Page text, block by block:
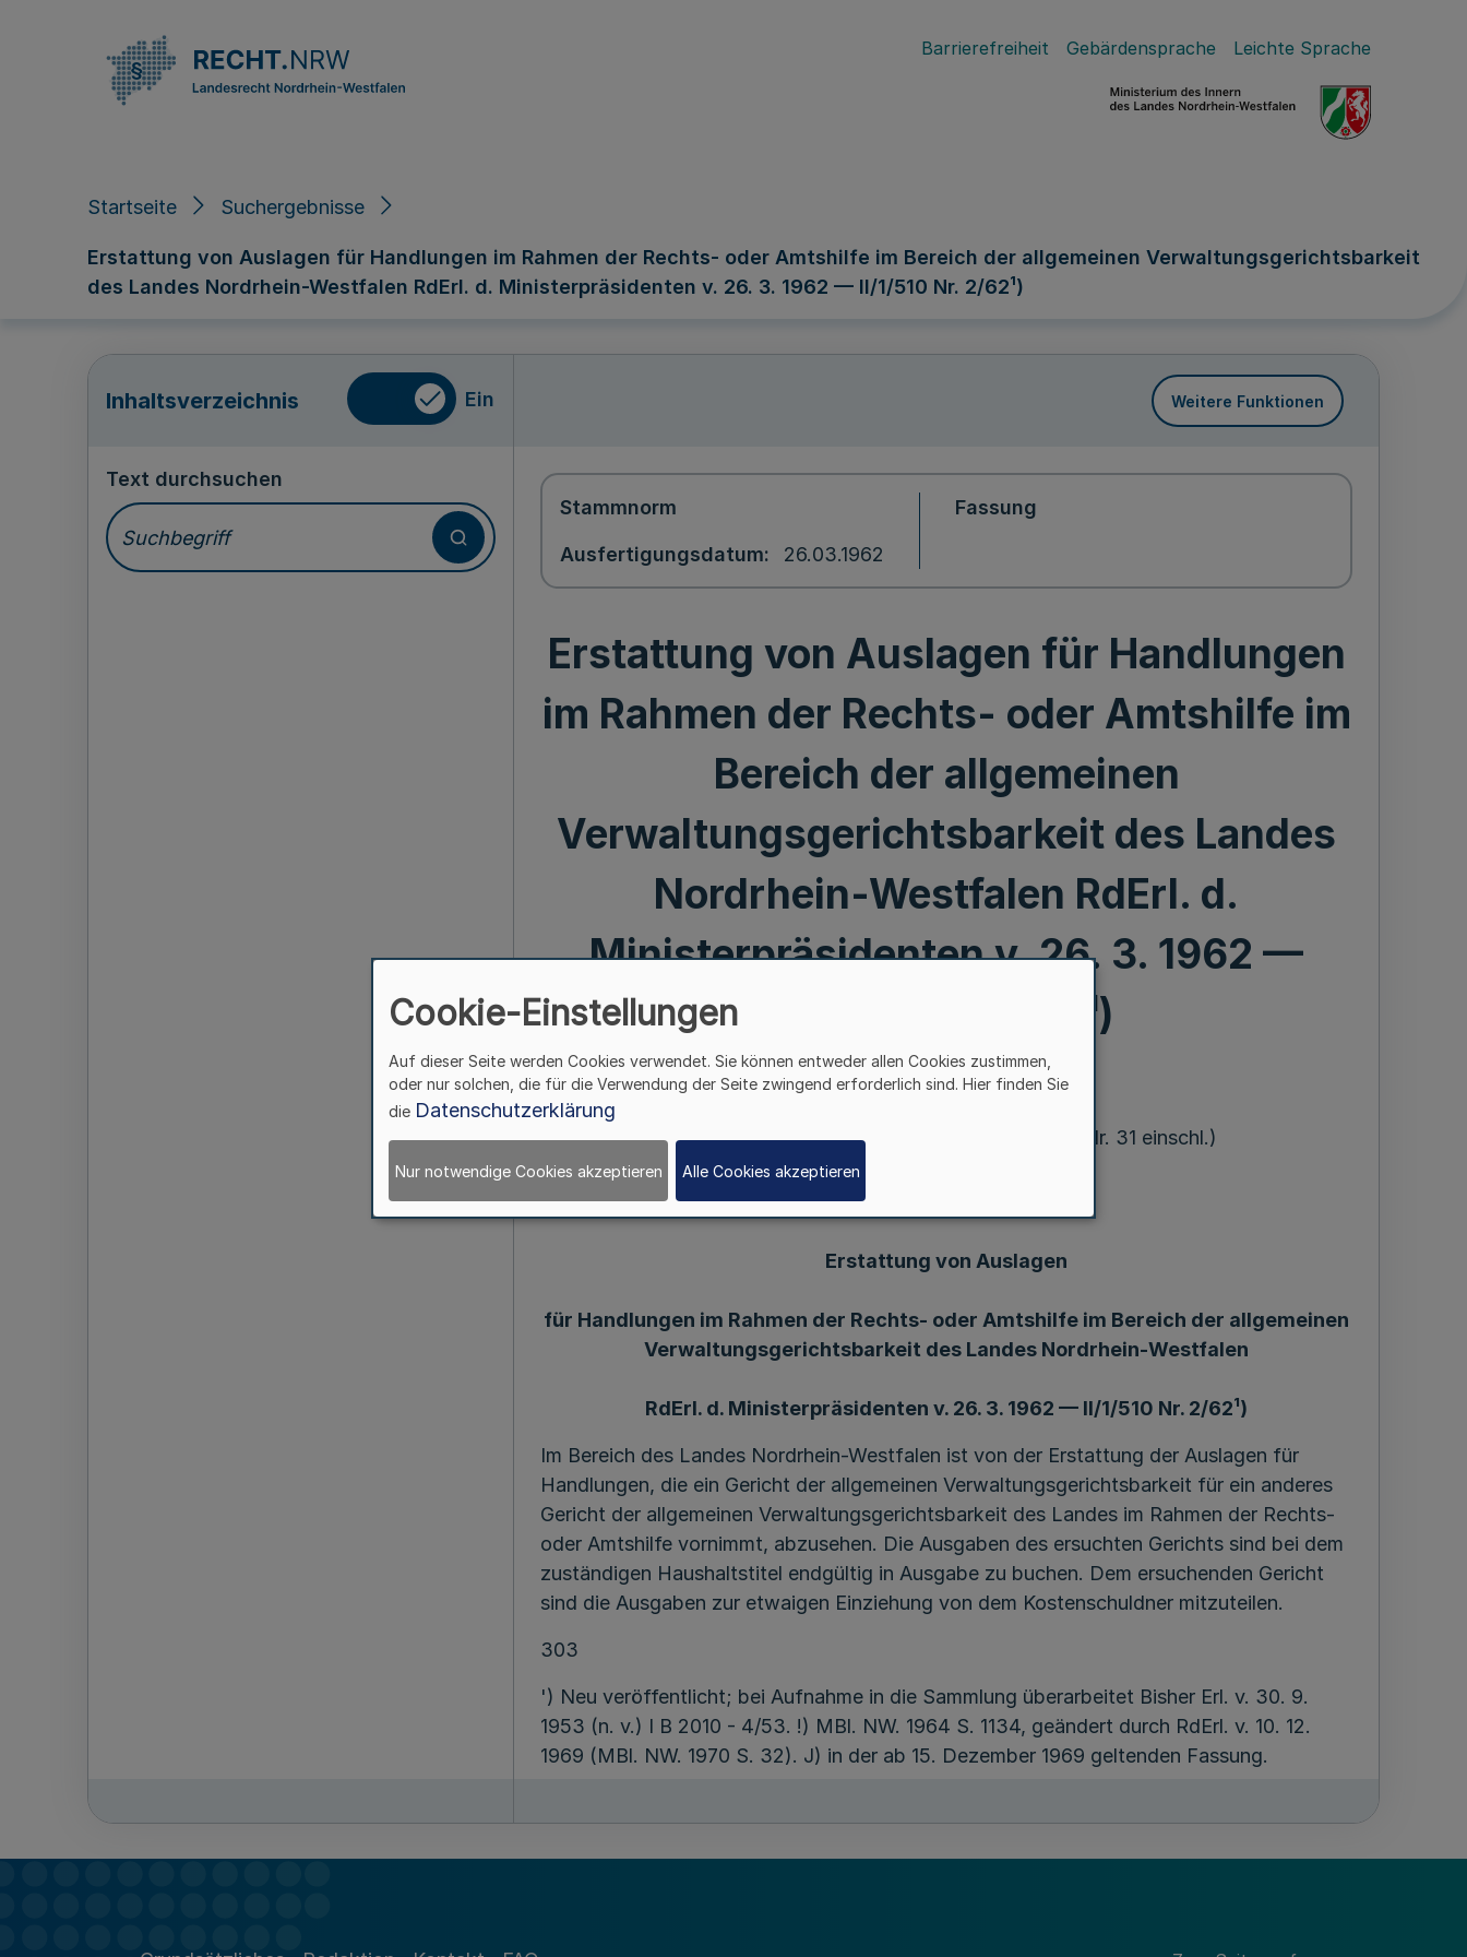
Barrierefreiheit Gebärdensprache Leichte Sprache
Startseite Suchergebnisse
Erstattung von Auslagen für Handlungen im Rahmen der Rechts- oder Amtshilfe im Bereich der allgemeinen Verwaltungsgerichtsbarkeit
des Landes Nordrhein-Westfalen RdErl. d. Ministerpräsidenten v. 26. 3. 1962 — II/1/510 Nr. 2/62¹)
Inhaltsverzeichnis Ein Weitere Funktionen
Text durchsuchen
Stammnorm
Ausfertigungsdatum 26.03.1962
Fassung
Erstattung von Auslagen für Handlungen
im Rahmen der Rechts- oder Amtshilfe im
Bereich der allgemeinen
Verwaltungsgerichtsbarkeit des Landes
Nordrhein-Westfalen RdErl. d.
Ministerpräsidenten v. 26. 3. 1962 —
II/1/510 Nr. 2/62¹)
Mehr
210. Ergänzung - SMBl. NW. - (Stand 1. 6. 1992 = MBl. NW. Nr. 31 einschl.)
26.3.62(1)
Erstattung von Auslagen
für Handlungen im Rahmen der Rechts- oder Amtshilfe im Bereich der allgemeinen
Verwaltungsgerichtsbarkeit des Landes Nordrhein-Westfalen
RdErl. d. Ministerpräsidenten v. 26. 3. 1962 — II/1/510 Nr. 2/62¹)
Im Bereich des Landes Nordrhein-Westfalen ist von der Erstattung der Auslagen für
Handlungen, die ein Gericht der allgemeinen Verwaltungsgerichtsbarkeit für ein anderes
Gericht der allgemeinen Verwaltungsgerichtsbarkeit des Landes im Rahmen der Rechts-
oder Amtshilfe vornimmt, abzusehen. Die Ausgaben des ersuchten Gerichts sind bei dem
zuständigen Haushaltstitel endgültig in Ausgabe zu buchen. Dem ersuchenden Gericht
sind die Ausgaben zur etwaigen Einziehung von dem Kostenschuldner mitzuteilen.
303
') Neu veröffentlicht; bei Aufnahme in die Sammlung überarbeitet Bisher Erl. v. 30. 9.
1953 (n. v.) I B 2010 - 4/53. !) MBl. NW. 1964 S. 1134, geändert durch RdErl. v. 10. 12.
1969 (MBl. NW. 1970 S. 32). J) in der ab 15. Dezember 1969 geltenden Fassung.
Cookie-Einstellungen
Auf dieser Seite werden Cookies verwendet. Sie können entweder allen Cookies zustimmen,
oder nur solchen, die für die Verwendung der Seite zwingend erforderlich sind. Hier finden Sie
die Datenschutzerklärung
Nur notwendige Cookies akzeptieren Alle Cookies akzeptieren